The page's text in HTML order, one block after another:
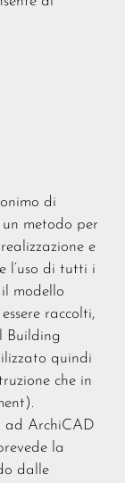
di
metodo per
e
l’uso di tutti i
modello
raccolti,
Building
quindi
che in
ad ArchiCAD
la
dalle